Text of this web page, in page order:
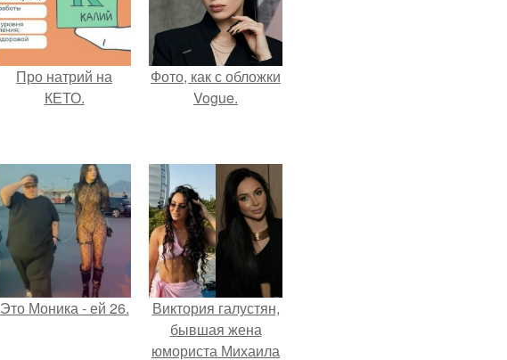
Про натрий на
КЕТО.
Фото, как с обложки
Vogue.
Это Моника - ей 26.
Виктория галустян,
бывшая жена
юмориста Михаила